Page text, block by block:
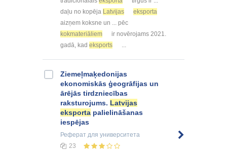
daļu no kopēja Latvijas
eksporta
aizņem koksne un ... pēc
kokmateriāliem
ir novērojams 2021.
gadā, kad eksports ...
Ziemeļmaķedonijas
ekonomiskās ģeogrāfijas un
ārējās tirdzniecības
raksturojums. Latvijas
eksporta palielināšanas
iespējas
Реферат для университета
23